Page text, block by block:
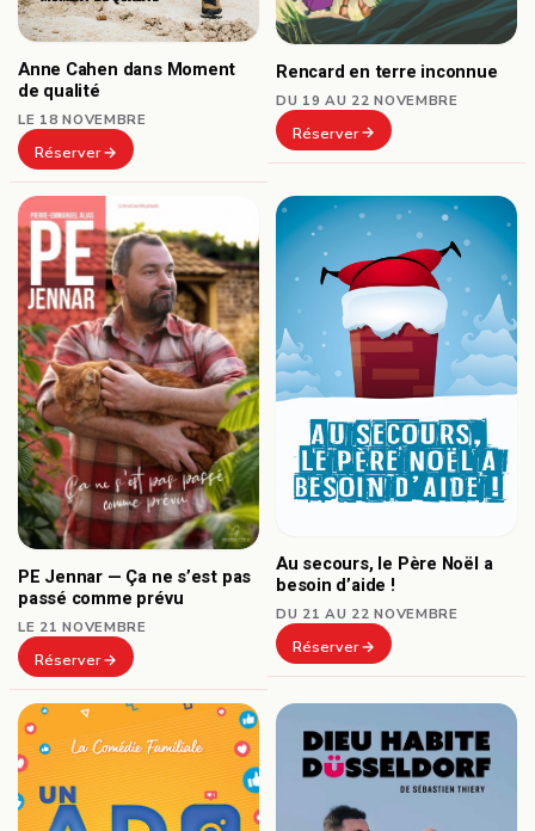
Anne Cahen dans Moment
de qualité
LE 18 NOVEMBRE
Réserver
Rencard en terre inconnue
DU 19 AU 22 NOVEMBRE
Réserver
PE Jennar — Ça ne s’est pas
passé comme prévu
LE 21 NOVEMBRE
Réserver
Au secours, le Père Noël a
besoin d’aide !
DU 21 AU 22 NOVEMBRE
Réserver